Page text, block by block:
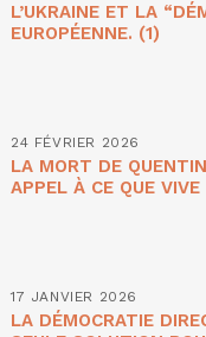
L’UKRAINE ET LA
EUROPÉENNE. (1)
24 FÉVRIER 2026
LA MORT DE
APPEL À CE QUE
17 JANVIER 2026
LA DÉMOCRATIE